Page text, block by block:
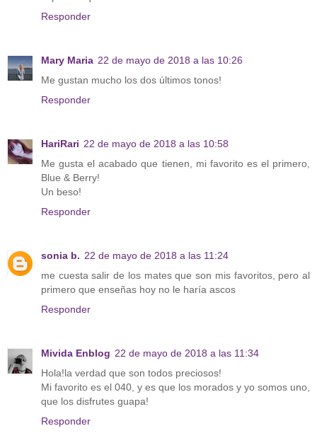
Responder
Mary Maria 22 de mayo de 2018 a las 10:26
Me gustan mucho los dos últimos tonos!
Responder
HariRari 22 de mayo de 2018 a las 10:58
Me gusta el acabado que tienen, mi favorito es el primero,
Blue & Berry!
Un beso!
Responder
sonia b. 22 de mayo de 2018 a las 11:24
me cuesta salir de los mates que son mis favoritos, pero al
primero que enseñas hoy no le haría ascos
Responder
Mivida Enblog 22 de mayo de 2018 a las 11:34
Hola!la verdad que son todos preciosos!
Mi favorito es el 040, y es que los morados y yo somos uno,
que los disfrutes guapa!
Responder